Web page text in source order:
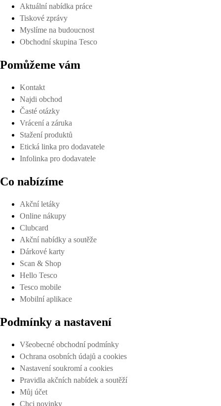
Aktuální nabídka práce
Tiskové zprávy
Myslíme na budoucnost
Obchodní skupina Tesco
Pomůžeme vám
Kontakt
Najdi obchod
Časté otázky
Vrácení a záruka
Stažení produktů
Etická linka pro dodavatele
Infolinka pro dodavatele
Co nabízíme
Akční letáky
Online nákupy
Clubcard
Akční nabídky a soutěže
Dárkové karty
Scan & Shop
Hello Tesco
Tesco mobile
Mobilní aplikace
Podmínky a nastavení
Všeobecné obchodní podmínky
Ochrana osobních údajů a cookies
Nastavení soukromí a cookies
Pravidla akčních nabídek a soutěží
Můj účet
Chci novinky